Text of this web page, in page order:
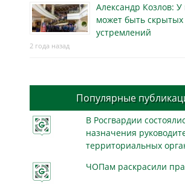
Александр Козлов:
может быть
устремлений
2 года назад
Популярные
В Росгвардии
назначения
территориальных
ЧОПам раскрасили